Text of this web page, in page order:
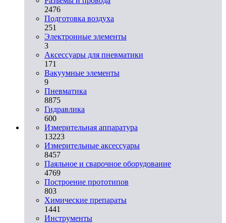
2476
Подготовка воздуха
251
Электронные элементы
3
Аксессуары для пневматики
171
Вакуумные элементы
9
Пневматика
8875
Гидравлика
600
Измерительная аппаратура
13223
Измерительные аксессуары
8457
Паяльное и сварочное оборудование
4769
Построение прототипов
803
Химические препараты
1441
Инструменты